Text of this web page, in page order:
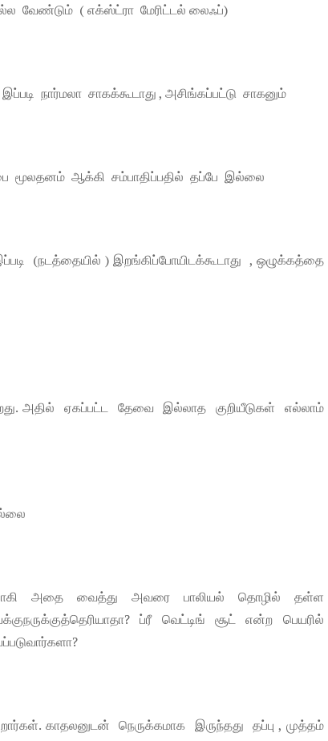
வேண்டும் ( எக்ஸ்ட்ரா மேரிட்டல் லைஃப்)
நார்மலா சாகக்கூடாது , அசிங்கப்பட்டு சாகனும்
ஆக்கி சம்பாதிப்பதில் தப்பே இல்லை
(நடத்தையில் ) இறங்கிப்போயிடக்கூடாது , ஒழுக்கத்தை
அதில் ஏகப்பட்ட தேவை இல்லாத குறியீடுகள் எல்லாம்
அதை வைத்து அவரை பாலியல் தொழில் தள்ள
ப்ரீ வெட்டிங் சூட் என்ற பெயரில்
காதலனுடன் நெருக்கமாக இருந்தது தப்பு , முத்தம்